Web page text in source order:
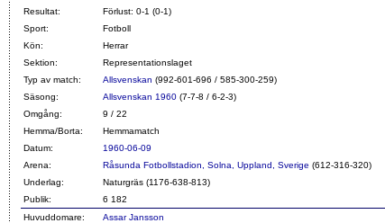
Resultat:
Förlust: 0-1 (0-1)
Sport:
Fotboll
Kön:
Herrar
Sektion:
Representationslaget
Typ av match:
Allsvenskan (992-601-696 / 585-300-259)
Säsong:
Allsvenskan 1960 (7-7-8 / 6-2-3)
Omgång:
9 / 22
Hemma/Borta:
Hemmamatch
Datum:
1960-06-09
Arena:
Råsunda Fotbollstadion, Solna, Uppland, Sverige (612-316-320)
Underlag:
Naturgräs (1176-638-813)
Publik:
6 182
Huvuddomare:
Assar Jansson